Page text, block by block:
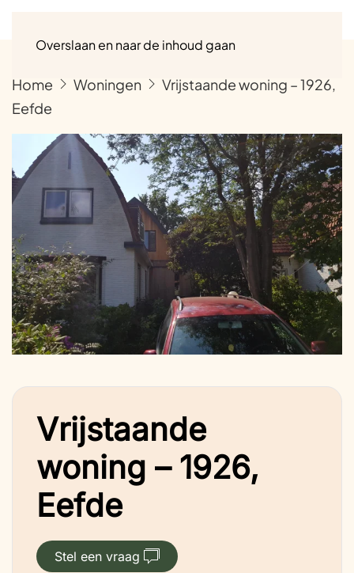
Overslaan en naar de inhoud gaan
Home Woningen
Vrijstaande woning – 1926,
Eefde
Vrijstaande
woning – 1926,
Eefde
Stel een vraag